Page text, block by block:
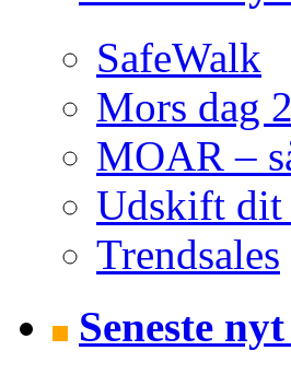
SafeWalk
Mors dag
MOAR –
Udskift dit
Trendsales
Seneste